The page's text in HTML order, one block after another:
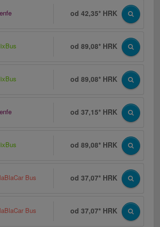
od 42,35* HRK
od 89,08* HRK
od 89,08* HRK
od 37,15* HRK
od 89,08* HRK
Bus od 37,07* HRK
Bus od 37,07* HRK